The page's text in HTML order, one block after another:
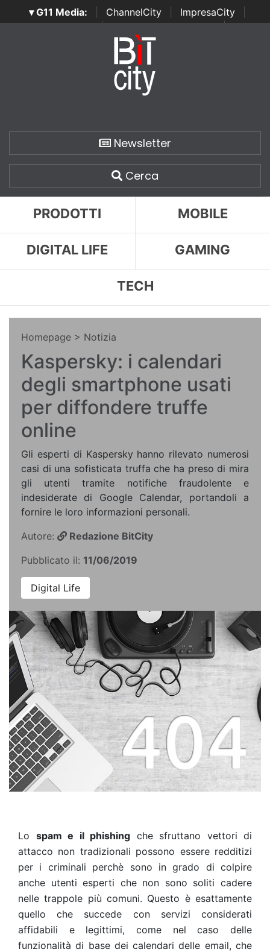
▾ G11 Media: ChannelCity ImpresaCity
SecurityOpenLab | Italian Channel Awards | Italian
Italian Security Awards
Newsletter
Cerca
PRODOTTI MOBILE
DIGITAL LIFE GAMING
TECH
Homepage > Notizia
Kaspersky: i calendari
degli smartphone usati
per diffondere truffe
online
Gli esperti di Kaspersky hanno rilevato numerosi
casi di una sofisticata truffa che ha preso di mira
gli utenti tramite notifiche fraudolente e
indesiderate di Google Calendar, portandoli a
fornire le loro informazioni personali.
Autore:
Redazione BitCity
Pubblicato il: 11/06/2019
Digital Life
Lo spam e il phishing che sfruttano vettori di
attacco non tradizionali possono essere redditizi
per i criminali perchè sono in grado di colpire
anche utenti esperti che non sono soliti cadere
nelle trappole più comuni. Questo è esattamente
quello che succede con servizi considerati
affidabili e legittimi, come nel caso delle
funzionalità di base dei calendari delle email, che